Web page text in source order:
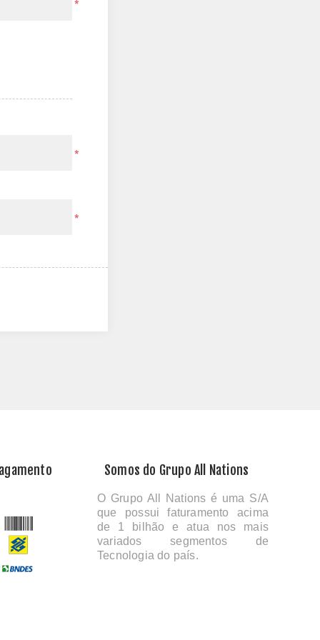
*
*
*
Somos do Grupo All Nations
O Grupo All Nations é uma S/A
que possui faturamento acima
de 1 bilhão e atua nos mais
variados segmentos de
Tecnologia do país.